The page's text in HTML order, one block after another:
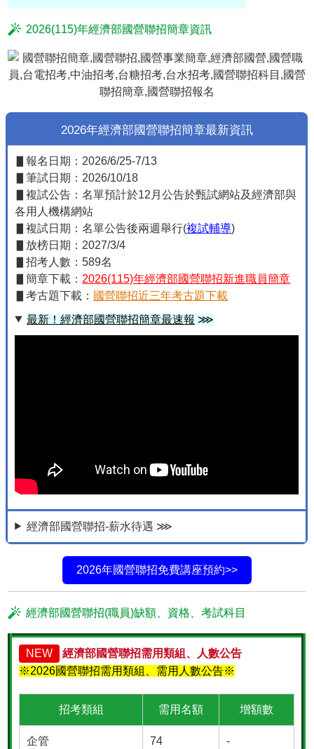
2026(115)年經濟部國營聯招簡章資訊
2026年經濟部國營聯招簡章最新資訊
▋報名日期：2026/6/25-7/13
▋筆試日期：2026/10/18
▋複試公告：名單預計於12月公告於甄試網站及經濟部與
各用人機構網站
▋複試日期：名單公告後兩週舉行(複試輔導)
▋放榜日期：2027/3/4
▋招考人數：589名
▋簡章下載： 2026(115)年經濟部國營聯招新進職員簡章
▋考古題下載： 國營聯招近三年考古題下載
最新！經濟部國營聯招簡章最速報 ⋙
經濟部國營聯招-薪水待遇 ⋙
2026年國營聯招免費講座預約>>
經濟部國營聯招(職員)缺額、資格、考試科目
NEW
經濟部國營聯招需用類組、人數公告
※2026國營聯招需用類組、需用人數公告※
招考類組 需用名額 增額數
企管 74 -